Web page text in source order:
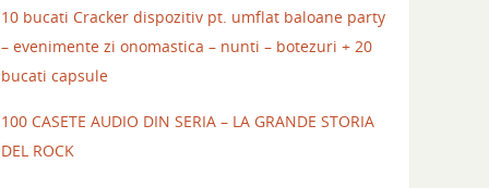
10 bucati Cracker dispozitiv pt. umflat baloane party
– evenimente zi onomastica – nunti – botezuri + 20
bucati capsule
100 CASETE AUDIO DIN SERIA – LA GRANDE STORIA
DEL ROCK